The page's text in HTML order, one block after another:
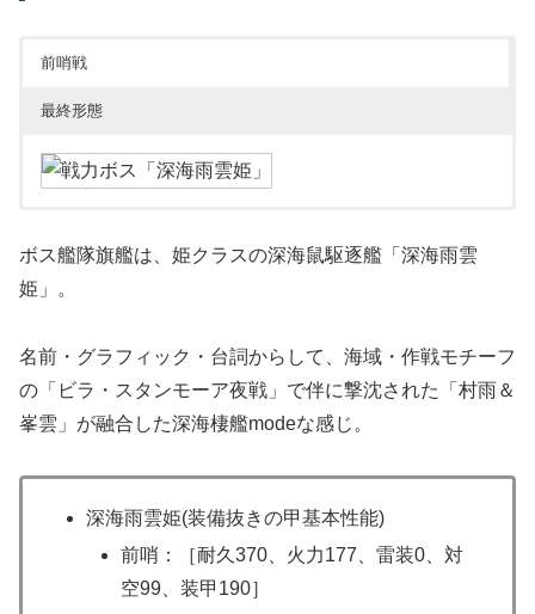
前哨戦
最終形態
ボス艦隊旗艦は、姫クラスの深海鼠駆逐艦「深海雨雲
姫」。
名前・グラフィック・台詞からして、海域・作戦モチーフ
の「ビラ・スタンモーア夜戦」で伴に撃沈された「村雨＆
峯雲」が融合した深海棲艦modeな感じ。
深海雨雲姫(装備抜きの甲基本性能)
前哨：［耐久370、火力177、雷装0、対
空99、装甲190］